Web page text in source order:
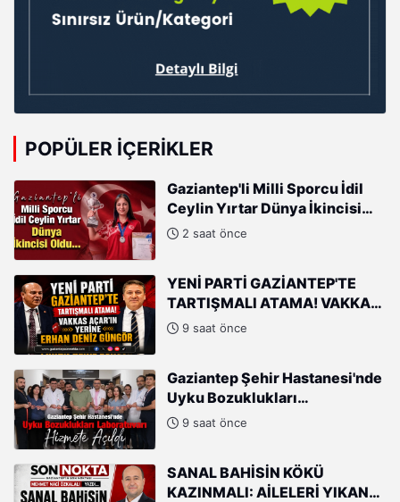
POPÜLER İÇERIKLER
Gaziantep'li Milli Sporcu İdil
Ceylin Yırtar Dünya İkincisi
Oldu2 saat önce
YENİ PARTİ GAZİANTEP'TE
TARTIŞMALI ATAMA! VAKKAS
AÇAR'IN YERİNE ERHAN DENİZ
9 saat önce
Gaziantep Şehir Hastanesi'nde
Uyku Bozuklukları
Laboratuvarı Hizmete Açıldı
9 saat önce
SANAL BAHİSİN KÖKÜ
KAZINMALI: AİLELERİ YIKAN